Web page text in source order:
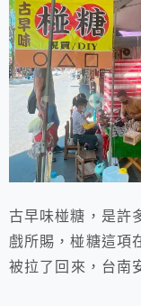
古早味椪糖，是許
戲所賜，椪糖這項
被拉了回來，台南